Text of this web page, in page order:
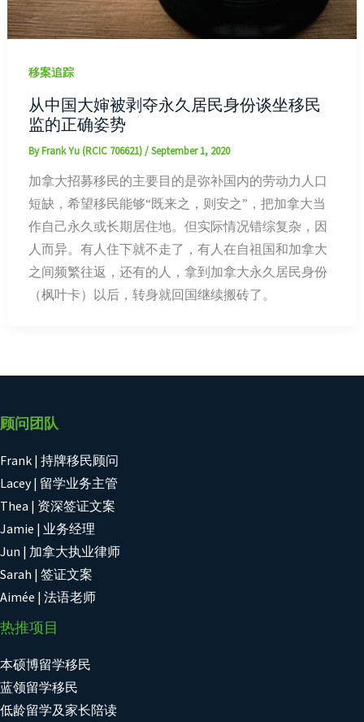
移案追踪
从中国大婶被剥夺永久居民身份谈坐移民
监的正确姿势
ByFrank Yu (RCIC 706621)/September 1, 2020
加拿大招募移民的主要目的是弥补国内的劳动力人口
短缺，希望移民能够“既来之，则安之”，把加拿大当
作自己永久或长期居住地。但实际情况错综复杂，因
人而异。有人住下就不走了，有人在自祖国和加拿大
之间频繁往返，还有的人，拿到加拿大永久居民身份
（枫叶卡）以后，转身就回国继续搬砖了。
顾问团队
Frank | 持牌移民顾问
Lacey | 留学业务主管
Thea | 资深签证文案
Jamie | 业务经理
Jun | 加拿大执业律师
Sarah | 签证文案
Aimée | 法语老师
热推项目
本硕博留学移民
蓝领留学移民
低龄留学及家长陪读